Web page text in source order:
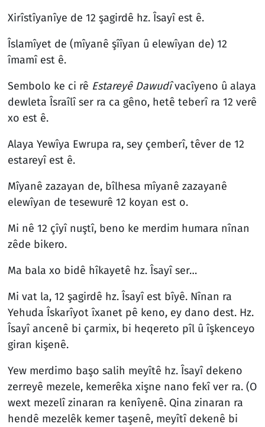
Xirîstîyanîye de 12 şagirdê hz. Îsayî est ê.
Îslamîyet de (mîyanê şîîyan û elewîyan de) 12
îmamî est ê.
Sembolo ke ci rê Estareyê Dawudîvacîyeno û alaya
dewleta Îsraîlî ser ra ca gêno, hetê teberî ra 12 verê
xo est ê.
Alaya Yewîya Ewrupa ra, sey çemberî, têver de 12
estareyî est ê.
Mîyanê zazayan de, bîlhesa mîyanê zazayanê
elewîyan de tesewurê 12 koyan est o.
Mi nê 12 çîyî nuştî, beno ke merdim humara nînan
zêde bikero.
Ma bala xo bidê hîkayetê hz. Îsayî ser…
Mi vat la, 12 şagirdê hz. Îsayî est bîyê. Nînan ra
Yehuda Îskarîyot îxanet pê keno, ey dano dest. Hz.
Îsayî ancenê bi çarmix, bi heqereto pîl û îşkenceyo
giran kişenê.
Yew merdimo başo salih meyîtê hz. Îsayî dekeno
zerreyê mezele, kemerêka xişne nano fekî ver ra. (O
wext mezelî zinaran ra kenîyenê. Qina zinaran ra
hendê mezelêk kemer taşenê, meyîtî dekenê bi